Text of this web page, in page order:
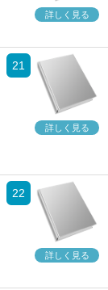
詳しく見る
21
詳しく見る
22
詳しく見る